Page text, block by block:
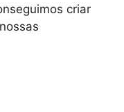
criar